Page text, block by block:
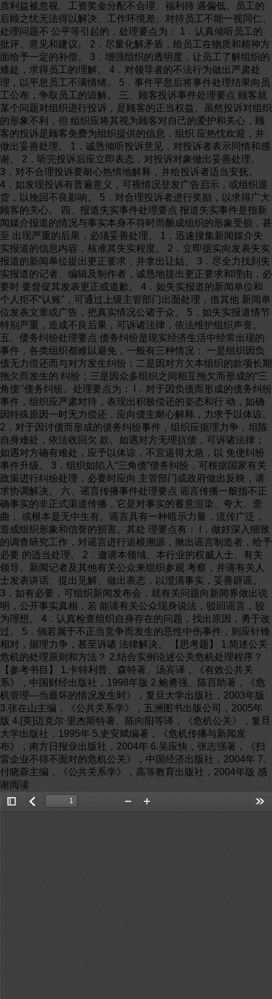
质利益被忽视、工资奖金分配不合理、福利待 遇偏低、员工的
后顾之忧无法得以解决、工作环境差、对待员工不能一视同仁、
处理问题不 公平等引起的，处理要点为： 1．认真倾听员工的
批评、意见和建议。 2．尽量化解矛盾，给员工在物质和精神方
面给予一定的补偿。 3．增强组织的透明度，让员工了解组织的
难处，求得员工的理解。 4．对领导者的不法行为做出严肃处
理，以平息员工不满情绪。 5．事件平息后将事件处理结果向员
工公布，争取员工的谅解。 三、顾客投诉事件处理要点 顾客就
某个问题对组织进行投诉，是顾客的正当权益。虽然投诉对组织
的形象不利，但 组织应将其视为顾客对自己的爱护和关心，顾
客的投诉是顾客免费为组织提供的信息，组织 应热忱欢迎，并
做出妥善处理。 1．诚恳倾听投诉意见，对投诉者表示同情和感
谢。 2．听完投诉后应立即表态，对投诉对象做出妥善处理。
3．对不合理投诉要耐心热情地解释，并给投诉者适当安抚。
4．如发现投诉有普遍意义，可视情况登发广告启示，或组织退
货，以挽回不良影响。 5．对合理投诉者进行奖励，以求得广大
顾客的关心。 四、报道失实事件处理要点 报道失实事件是指新
闻媒介报道的情况与事实本身不符时而酿成组织的形象受损，甚
至 出现严重的后果，必须妥善处理。 1．迅速搜集新闻媒介失
实报道的信息内容，核准其失实程度。 2．立即据实向发表失实
报道的新闻单位提出更正要求，并拿出让姑。 3．尽全力找到失
实报道的记者、编辑及制作者，诚恳地提出更正要求和理由，必
要时 要督促其发表更正或道歉。 4．如失实报道的新闻单位和
个人拒不“认账”，可通过上级主管部门出面处理，借其他 新闻单
位发表文章或广告，把真实情况公诸于众。 5．如失实报道情节
特别严重，造成不良后果，可诉诸法律，依法维护组织声誉。
五、债务纠纷处理要点 债务纠纷是现实经济生活中经常出现的
事件，各类组织都难以避免，一般有三种情况： 一是组织因负
债无力偿还而与对方发生纠纷；二是因对方欠本组织的款项长期
拖欠而发生的 纠纷；三是因众多组织之间相互拖欠而形成的“三
角债’’债务纠纷。处理要点为： l．对于因负债而形成的债务纠纷
事件，组织应严肃对待，表现出积极偿还的姿态和行 动，如确
因特殊原因一时无力偿还，应向债主耐心解释，力求予以体谅。
2．对于因讨债而形成的债务纠纷事件，组织应据理力争，坦陈
自身难处，依法收回欠 款。如遇对方无理抗债，可诉诸法律；
如遇对方确有难处，应予以体谅，不宜逼得太急，以 免使纠纷
事件升级。 3．组织如陷入“三角债”债务纠纷，可根据国家有关
政策进行纠纷处理，必要时应向 主管部门或政府做出反映，请
求协调解决。 六、谣言传播事件处理要点 谣言传播一般指不正
确事实的非正式渠道传播，它是对事实的蓄意渲染、夸大、歪
曲， 或根本是无中生有。谣言具有一种暗示力量，流传广泛，
造成组织形象和信誉的损害。其处 理要点有： l．做好深入细致
的调查研究工作，对谣言进行追根溯源，揪出谣言制造者，给予
必要 的适当处理。 2．邀请本领域、本行业的权威人士、有关
领导、新闻记者及其他有关公众来组织参观 考察，并请有关人
士发表讲话、提出见解、做出表态，以澄清事实，妥善辟谣。
3．如有必要，可组织新闻发布会，就有关问题向新闻界做出说
明，公开事实真相，若 能请有关公众现身说法，驳回谣言，较
为理想。 4．认真检查组织自身存在的问题，找出原因，勇于改
过。 5．倘若属于不正当竞争而发生的恶性中伤事件，则应针锋
相对，据理力争，甚至诉诸 法律解决。 【思考题】 1.简述公关
危机的处理原则和方法？ 2.结合实例论述公关危机处理程序？
【参考书目】 1.卡特利普、森特著、汤宾译，《有效公共关
系》，中国财经出版社，1998年版 2.鲍勇强、陈百助著，《危
机管理—当最坏的情况发生时》，复旦大学出版社，2003年版
3.张在山主编，《公共关系学》，五洲图书出版公司，2005年
版 4.[英]迈克尔·里杰斯特著、陈向阳等译，《危机公关》，复旦
大学出版社，1995年 5.史安斌编著，《危机传播与新闻发
布》，南方日报业出版社，2004年 6.吴应快，张志强著，《扫
雷企业不得不面对的危机公关》，中国经济出版社，2004年 7.
付晓蓉主编，《公共关系学》，高等教育出版社，2004年版 感
谢阅读
Toggle返
Zoom